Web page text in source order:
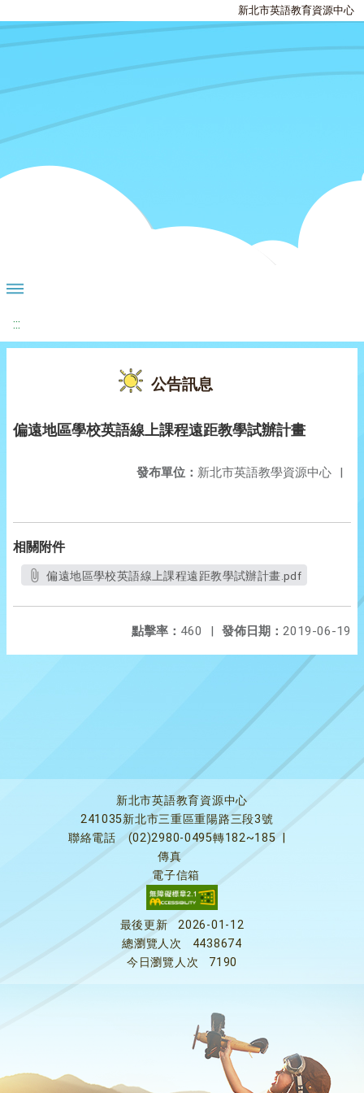
新北市英語教育資源中心
:::
公告訊息
偏遠地區學校英語線上課程遠距教學試辦計畫
發布單位： 新北市英語教學資源中心 |
相關附件
偏遠地區學校英語線上課程遠距教學試辦計畫.pdf
發佈日期： 2019-06-19
點擊率： 460 |
新北市英語教育資源中心
241035新北市三重區重陽路三段3號
聯絡電話
(02)2980-0495轉182~185
傳真
電子信箱
最後更新
2026-01-12
總瀏覽人次
4438674
今日瀏覽人次
7190